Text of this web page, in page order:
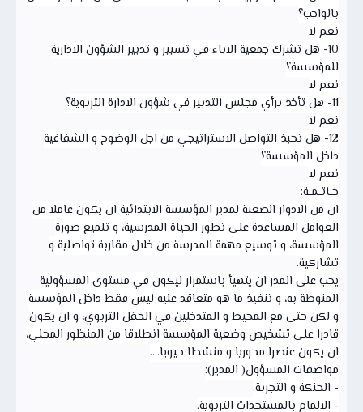
بالواجب؟
نعم لا
10- هل تشرك جمعية الاباء في تسيير و تدبير الشؤون الادارية
للمؤسسة؟
نعم لا
11- هل تأخذ برأي مجلس التدبير في شؤون الادارة التربوية؟
نعم لا
12- هل تحبذ التواصل الاستراتيجي من اجل الوضوح و الشفافية
داخل المؤسسة؟
نعم لا
خــاتــمــة:
ان من الادوار الصعبة لمدير المؤسسة الابتدائية ان يكون عاملا من
العوامل المساعدة على تطور الحياة المدرسية، و تلميع صورة
المؤسسة، و توسيع مهمة المدرسة من خلال مقاربة تواصلية و
تشاركية.
يجب على المدر ان يتهيأ باستمرار ليكون في مستوى المسؤولية
المنوطة به، و تنفيذ ما هو متعاقد عليه ليس فقط داخل المؤسسة
و لكن حتى مع المحيط و المتدخلين في الحقل التربوي، و ان يكون
قادرا على تشخيص وضعية المؤسسة انطلاقا من المنظور المحلي،
ان يكون عنصرا محوريا و منشطا حيويا....
مواصفات المسؤول( المدير):
- الحنكة و التجربة.
- الالمام بالمستجدات التربوية.